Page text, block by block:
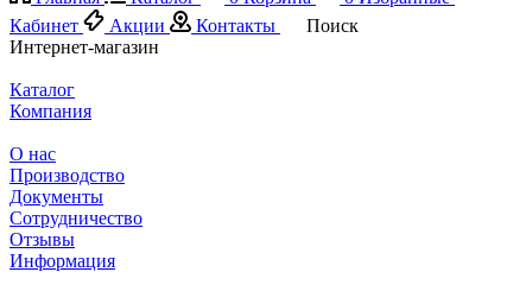
Кабинет
Акции Контакты
Поиск
Интернет-магазин
Каталог
Компания
О нас
Производство
Документы
Сотрудничество
Отзывы
Информация